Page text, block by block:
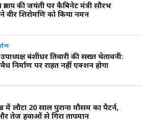
प्रताप की जयंती पर कैबिनेट मंत्री सौरभ
वीर शिरोमणि को किया नमन
बंशीधर तिवारी की सख्त चेतावनी:
निर्माण पर राहत नहीं एक्शन होगा
में लौटा 20 साल पुराना मौसम का पैटर्न,
तेज हवाओं से गिरा तापमान